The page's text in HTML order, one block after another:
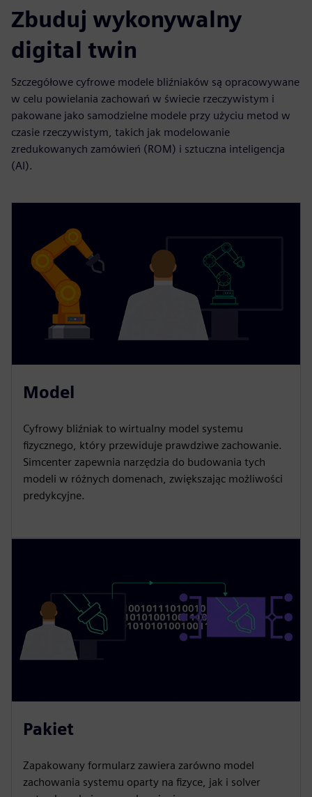
Zbuduj wykonywalny
digital twin
Szczegółowe cyfrowe modele bliźniaków są opracowywane
w celu powielania zachowań w świecie rzeczywistym i
pakowane jako samodzielne modele przy użyciu metod w
czasie rzeczywistym, takich jak modelowanie
zredukowanych zamówień (ROM) i sztuczna inteligencja
(AI).
Model
Cyfrowy bliźniak to wirtualny model systemu
fizycznego, który przewiduje prawdziwe zachowanie.
Simcenter zapewnia narzędzia do budowania tych
modeli w różnych domenach, zwiększając możliwości
predykcyjne.
Pakiet
Zapakowany formularz zawiera zarówno model
zachowania systemu oparty na fizyce, jak i solver